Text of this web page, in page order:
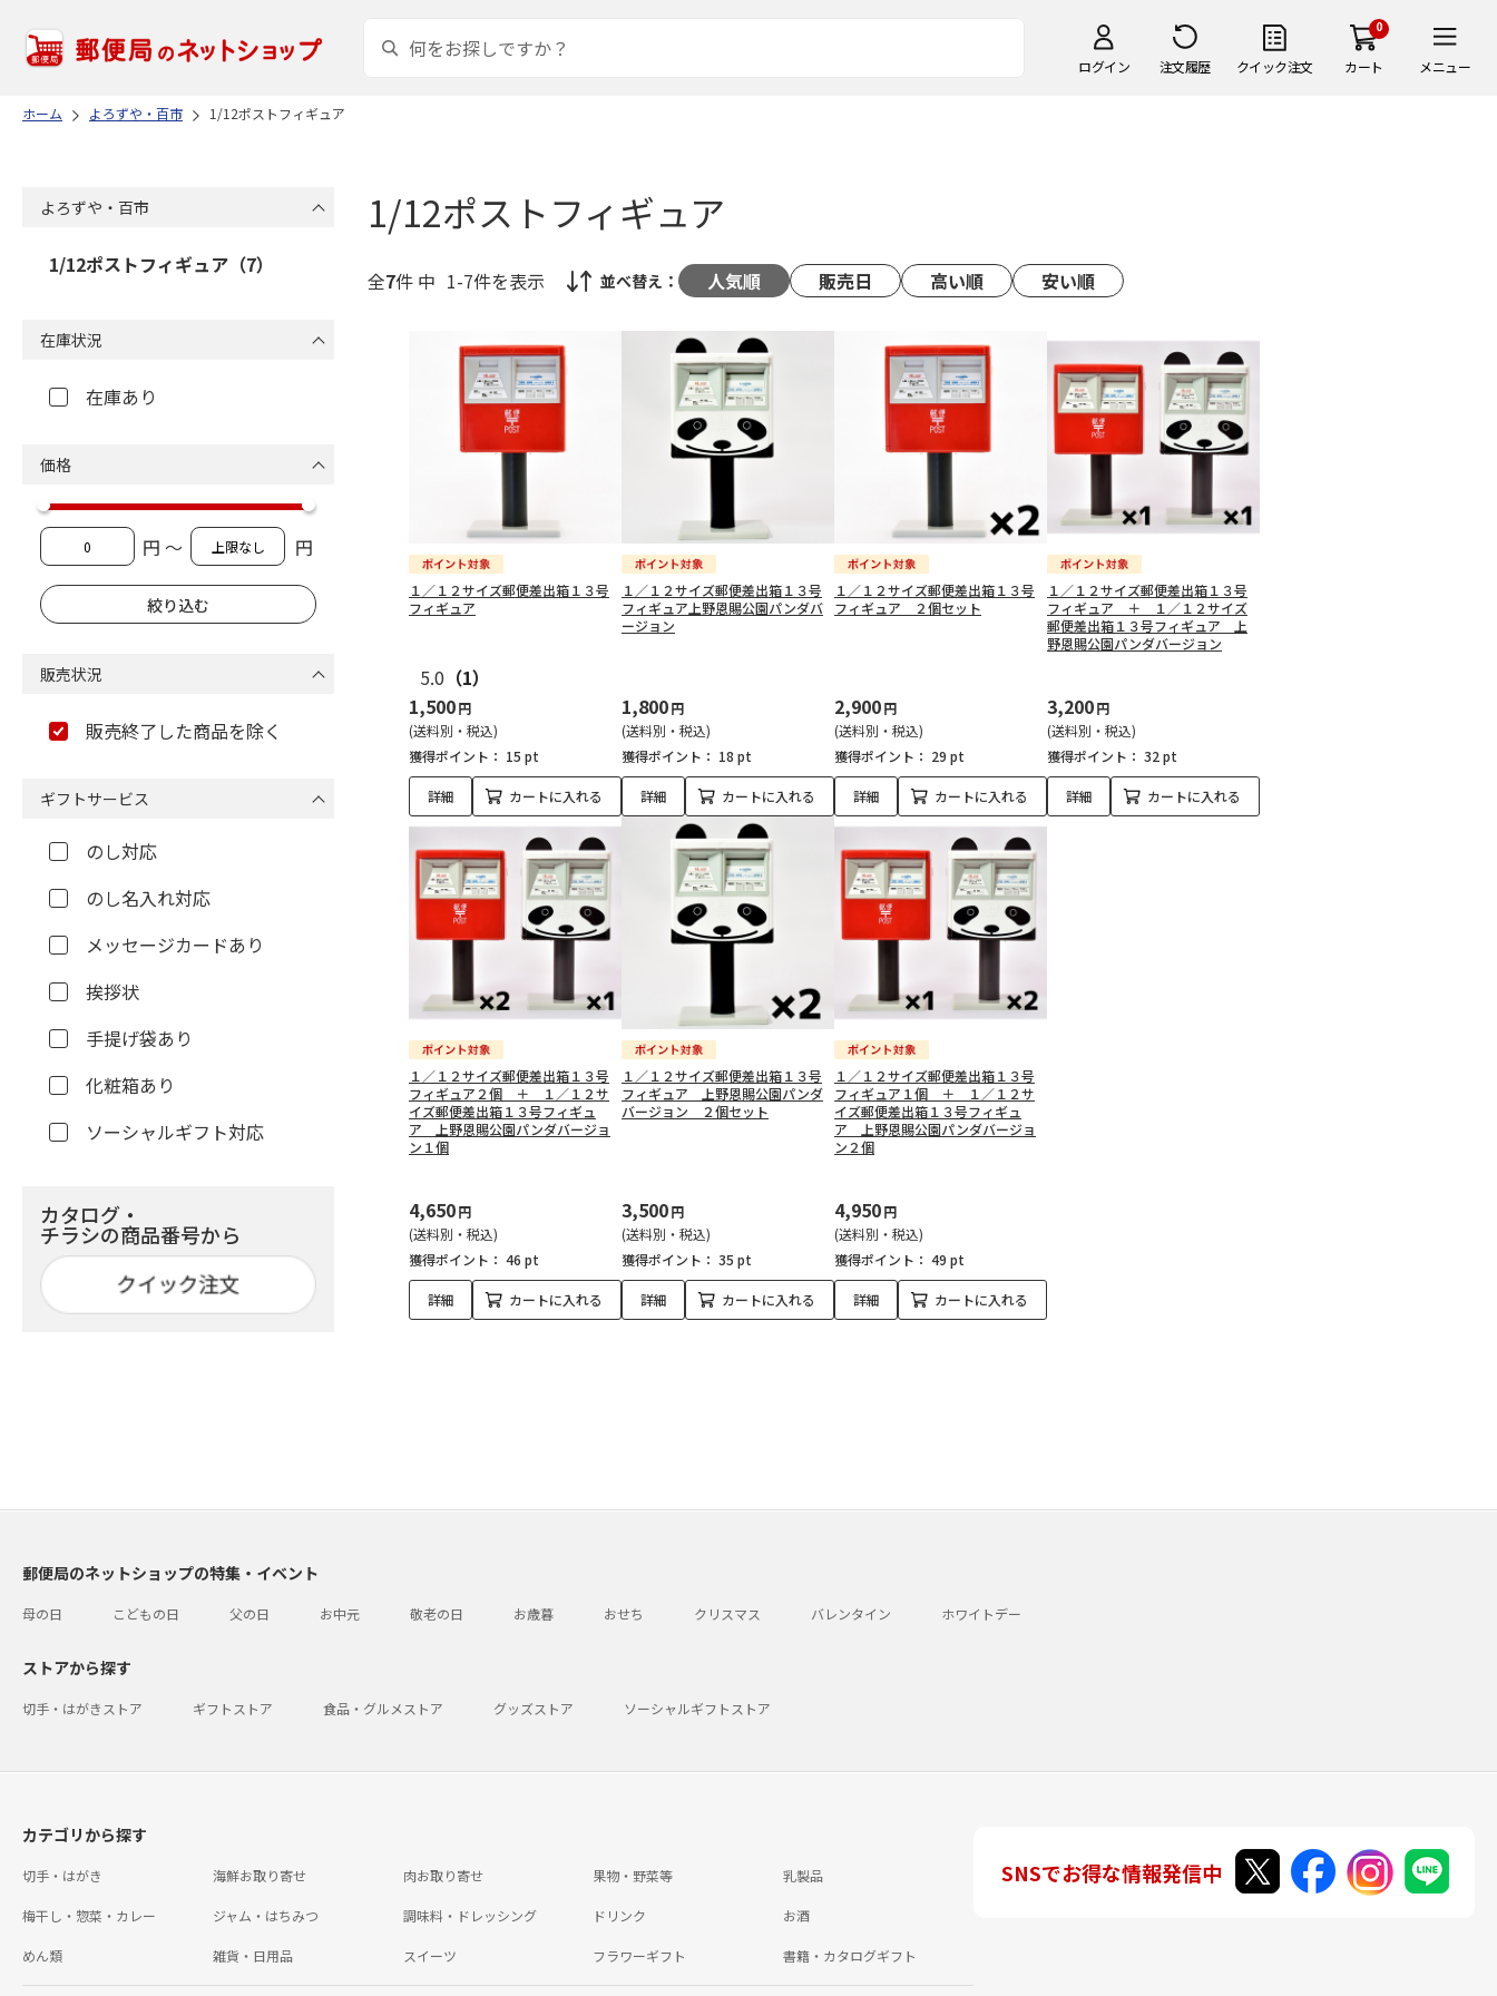
ログイン 注文履歴 クイック注文
0
カート メニュー
ホーム よろずや・百市 1/12ポストフィギュア
1/12ポストフィギュア
全7件 中 1-7件を表示 並べ替え： 人気順 販売日 高い順 安い順
１／１２サイズ郵便差出箱１３号
フィギュア
5.0 （1）
1,500円
(送料別・税込)
獲得ポイント： 15 pt
詳細 カートに入れる
１／１２サイズ郵便差出箱１３号
フィギュア上野恩賜公園パンダバ
ージョン
1,800円
(送料別・税込)
獲得ポイント： 18 pt
詳細 カートに入れる
１／１２サイズ郵便差出箱１３号
フィギュア ２個セット
2,900円
(送料別・税込)
獲得ポイント： 29 pt
詳細 カートに入れる
１／１２サイズ郵便差出箱１３号
フィギュア ＋ １／１２サイズ
郵便差出箱１３号フィギュア 上
野恩賜公園パンダバージョン
3,200円
(送料別・税込)
獲得ポイント： 32 pt
詳細 カートに入れる
１／１２サイズ郵便差出箱１３号
フィギュア２個 ＋ １／１２サ
イズ郵便差出箱１３号フィギュ
ア 上野恩賜公園パンダバージョ
ン１個
4,650円
(送料別・税込)
獲得ポイント： 46 pt
詳細 カートに入れる
１／１２サイズ郵便差出箱１３号
フィギュア 上野恩賜公園パンダ
バージョン ２個セット
3,500円
(送料別・税込)
獲得ポイント： 35 pt
詳細 カートに入れる
１／１２サイズ郵便差出箱１３号
フィギュア１個 ＋ １／１２サ
イズ郵便差出箱１３号フィギュ
ア 上野恩賜公園パンダバージョ
ン２個
4,950円
(送料別・税込)
獲得ポイント： 49 pt
詳細 カートに入れる
よろずや・百市
1/12ポストフィギュア（7）
在庫状況
在庫あり
価格
円 ～ 円
販売状況
販売終了した商品を除く
ギフトサービス
のし対応
のし名入れ対応
メッセージカードあり
挨拶状
手提げ袋あり
化粧箱あり
ソーシャルギフト対応
カタログ・
チラシの商品番号から
郵便局のネットショップの特集・イベント
母の日 こどもの日 父の日 お中元 敬老の日 お歳暮 おせち クリスマス バレンタイン ホワイトデー
ストアから探す
切手・はがきストア ギフトストア 食品・グルメストア グッズストア ソーシャルギフトストア
カテゴリから探す
切手・はがき 海鮮お取り寄せ 肉お取り寄せ 果物・野菜等 乳製品
梅干し・惣菜・カレー ジャム・はちみつ 調味料・ドレッシング ドリンク お酒
めん類 雑貨・日用品 スイーツ フラワーギフト 書籍・カタログギフト
SNSでお得な情報発信中